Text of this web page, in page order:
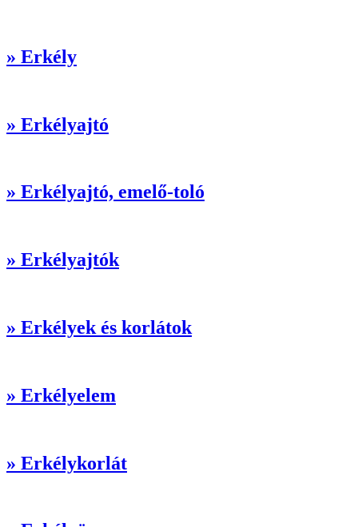
» Erkély
» Erkélyajtó
» Erkélyajtó, emelő-toló
» Erkélyajtók
» Erkélyek és korlátok
» Erkélyelem
» Erkélykorlát